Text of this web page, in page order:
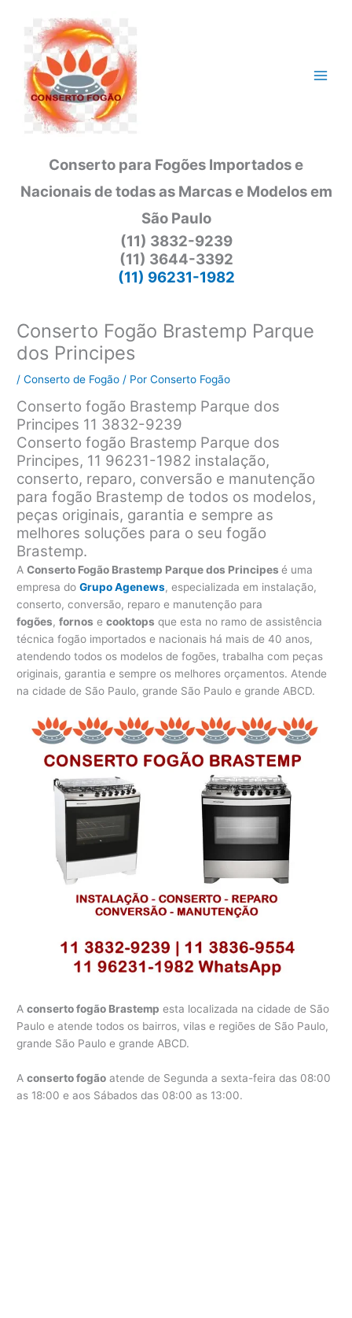
conteúdo
Conserto para Fogões Importados e
Nacionais de todas as Marcas e Modelos em
São Paulo
(11) 3832-9239
(11) 3644-3392
(11) 96231-1982
Conserto Fogão Brastemp Parque
dos Principes
/Conserto de Fogão / PorConserto Fogão
Conserto fogão Brastemp Parque dos
Principes 11 3832-9239
Conserto fogão Brastemp Parque dos
Principes, 11 96231-1982 instalação,
conserto, reparo, conversão e manutenção
para fogão Brastemp de todos os modelos,
peças originais, garantia e sempre as
melhores soluções para o seu fogão
Brastemp.
AConserto Fogão Brastemp Parque dos Principesé uma
empresa doGrupo Agenews, especializada em instalação,
conserto, conversão, reparo e manutenção para
fogões,fornos ecooktops que esta no ramo de assistência
técnica fogão importados e nacionais há mais de 40 anos,
atendendo todos os modelos de fogões, trabalha com peças
originais, garantia e sempre os melhores orçamentos. Atende
na cidade de São Paulo, grande São Paulo e grande ABCD.
Aconserto fogão Brastemp esta localizada na cidade de São
Paulo e atende todos os bairros, vilas e regiões de São Paulo,
grande São Paulo e grande ABCD.
Aconserto fogão atende de Segunda a sexta-feira das 08:00
as 18:00 e aos Sábados das 08:00 as 13:00.